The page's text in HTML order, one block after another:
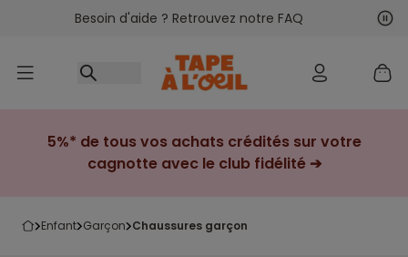
Accéder au contenu
Besoin d'aide ? Retrouvez notre FAQ
5%* de tous vos achats crédités sur votre
cagnotte avec le club fidélité ➔
enfant garçon chaussures garçon